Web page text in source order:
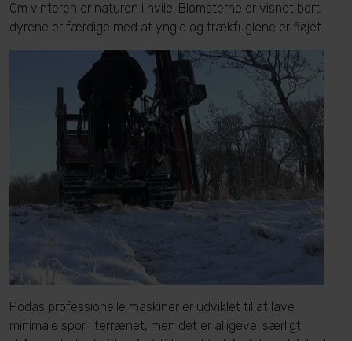
Om vinteren er naturen i hvile. Blomsterne er visnet bort,
dyrene er færdige med at yngle og trækfuglene er fløjet.
Podas professionelle maskiner er udviklet til at lave
minimale spor i terrænet, men det er alligevel særligt